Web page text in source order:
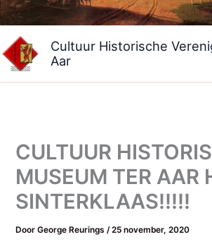
Cultuur Historische
Aar
CULTUUR
MUSEUM TER AAR
SINTERKLAAS!!!!!
DoorGeorge Reurings /25 november, 2020